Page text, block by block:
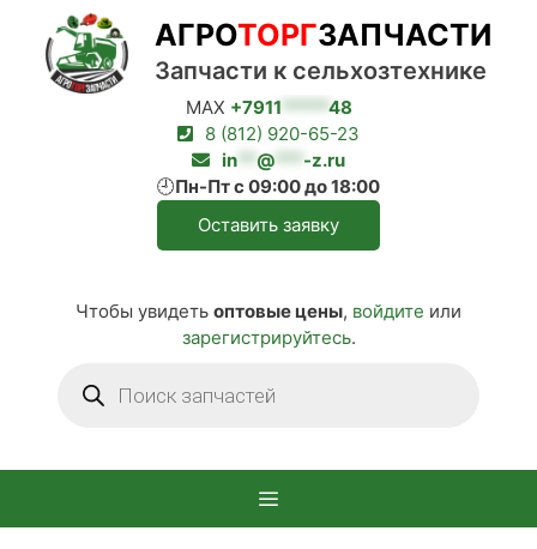
Перейти
содержимому
MAX +7911 ***** 48
8 (812) 920-65-23
in
@ *** -z.ru
🕘Пн-Пт с 09:00 до 18:00
Оставить заявку
Чтобы увидеть оптовые цены, войдите или
зарегистрируйтесь.
товаров
АГРОТОРГЗАПЧАСТИ
Запчасти к сельхозтехнике